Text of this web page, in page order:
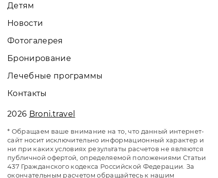
Детям
Новости
Фотогалерея
Бронирование
Лечебные программы
Контакты
2026 Broni.travel
* Обращаем ваше внимание на то, что данный интернет-
сайт носит исключительно информационный характер и
ни при каких условиях результаты расчетов не являются
публичной офертой, определяемой положениями Статьи
437 Гражданского кодекса Российской Федерации. За
окончательным расчетом обращайтесь к нашим